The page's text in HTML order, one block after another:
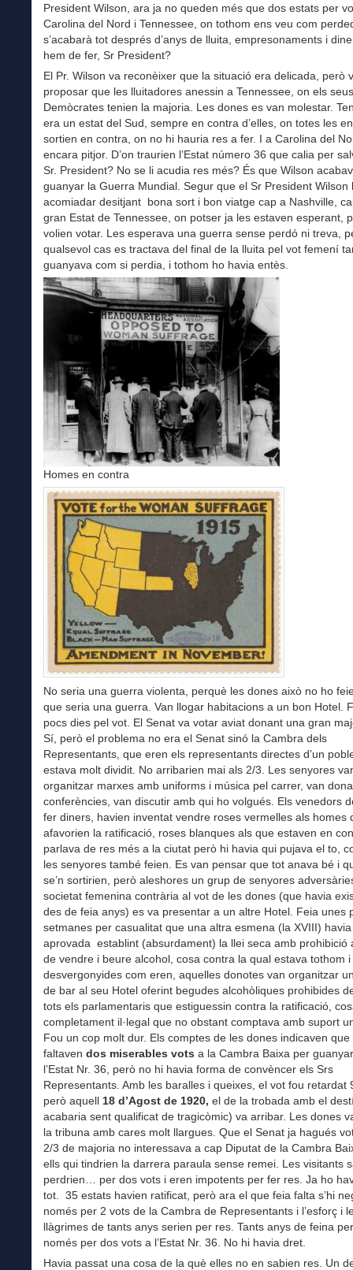
President Wilson, ara ja no queden més que dos estats per
Carolina del Nord i Tennessee, on tothom ens veu com
s’acabarà tot després d’anys de lluita, empresonaments i
hem de fer, Sr President?
El Pr. Wilson va reconèixer que la situació era delicada, però
proposar que les lluitadores anessin a Tennessee, on els seus
Demòcrates tenien la majoria. Les dones es van molestar.
era un estat del Sud, sempre en contra d’elles, on totes les
sortien en contra, on no hi hauria res a fer. I a Carolina del
encara pitjor. D’on traurien l’Estat número 36 que calia per
Sr. President? No se li acudia res més? És que Wilson
guanyar la Guerra Mundial. Segur que el Sr President Wilson
acomiadar desitjant bona sort i bon viatge cap a Nashville,
gran Estat de Tennessee, on potser ja les estaven esperant,
volien votar. Les esperava una guerra sense perdó ni treva,
qualsevol cas es tractava del final de la lluita pel vot femení
guanyava com si perdia, i tothom ho havia entès.
Homes en contra
No seria una guerra violenta, perquè les dones això no ho
que seria una guerra. Van llogar habitacions a un bon Hotel.
pocs dies pel vot. El Senat va votar aviat donant una gran
Sí, però el problema no era el Senat sinó la Cambra dels
Representants, que eren els representants directes d’un
estava molt dividit. No arribarien mai als 2/3. Les senyores
organitzar marxes amb uniforms i música pel carrer, van
conferències, van discutir amb qui ho volgués. Els venedors
fer diners, havien inventat vendre roses vermelles als homes
afavorien la ratificació, roses blanques als que estaven en
parlava de res més a la ciutat però hi havia qui pujava el to,
les senyores també feien. Es van pensar que tot anava bé i
se’n sortirien, però aleshores un grup de senyores
societat femenina contrària al vot de les dones (que havia
des de feia anys) es va presentar a un altre Hotel. Feia unes
setmanes per casualitat que una altra esmena (la XVIII)
aprovada establint (absurdament) la llei seca amb prohibició
de vendre i beure alcohol, cosa contra la qual estava tothom i
desvergonyides com eren, aquelles donotes van organitzar
de bar al seu Hotel oferint begudes alcohòliques prohibides
tots els parlamentaris que estiguessin contra la ratificació,
completament il·legal que no obstant comptava amb suport
Fou un cop molt dur. Els comptes de les dones indicaven
faltaven dos miserables vots a la Cambra Baixa per
l’Estat Nr. 36, però no hi havia forma de convèncer els Srs
Representants. Amb les baralles i queixes, el vot fou retardat
però aquell 18 d’Agost de 1920, el de la trobada amb el
acabaria sent qualificat de tragicòmic) va arribar. Les dones
la tribuna amb cares molt llargues. Que el Senat ja hagués
2/3 de majoria no interessava a cap Diputat de la Cambra
ells qui tindrien la darrera paraula sense remei. Les visitants
perdrien… per dos vots i eren impotents per fer res. Ja ho
tot. 35 estats havien ratificat, però ara el que feia falta s’hi
només per 2 vots de la Cambra de Representants i l’esforç i
llàgrimes de tants anys serien per res. Tants anys de feina
només per dos vots a l’Estat Nr. 36. No hi havia dret.
Havia passat una cosa de la què elles no en sabien res. Un